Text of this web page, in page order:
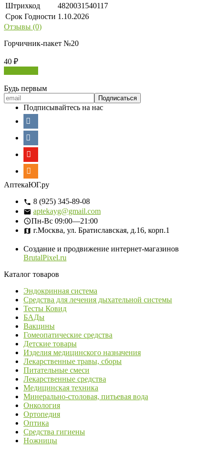
Штрихкод
4820031540117
Срок Годности 1.10.2026
Отзывы (0)
Горчичник-пакет №20
40 ₽
Будь первым
Подписывайтесь на нас
АптекаЮГ.ру
8 (925) 345-89-08
aptekayg@gmail.com
Пн-Вс 09:00—21:00
г.Москва, ул. Братиславская, д.16, корп.1
Создание и продвижение интернет-магазинов
BrutalPixel.ru
Каталог товаров
Эндокринная система
Средства для лечения дыхательной системы
Тесты Ковид
БАДы
Вакцины
Гомеопатические средства
Детские товары
Изделия медицинского назначения
Лекарственные травы, сборы
Питательные смеси
Лекарственные средства
Медицинская техника
Минерально-столовая, питьевая вода
Онкология
Ортопедия
Оптика
Средства гигиены
Ножницы